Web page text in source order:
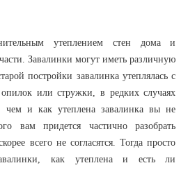
утеплением стен дома и
Завалинки могут иметь различную
постройки завалинка утеплялась с
или стружки, в редких случаях
чем и как утеплена завалинка вы не
вам придется частично разобрать
всего не согласятся. Тогда просто
как утеплена и есть ли